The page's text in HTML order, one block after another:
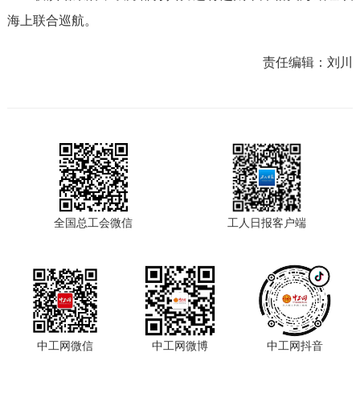
海上联合巡航。
责任编辑：刘川
全国总工会微信 工人日报客户端
中工网微信 中工网微博 中工网抖音